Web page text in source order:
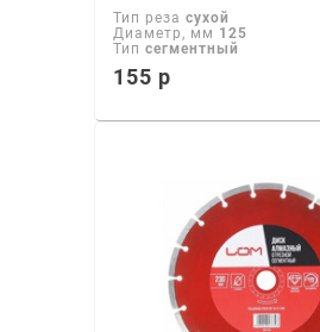
Тип реза сухой
Диаметр, мм 125
Тип сегментный
155 р